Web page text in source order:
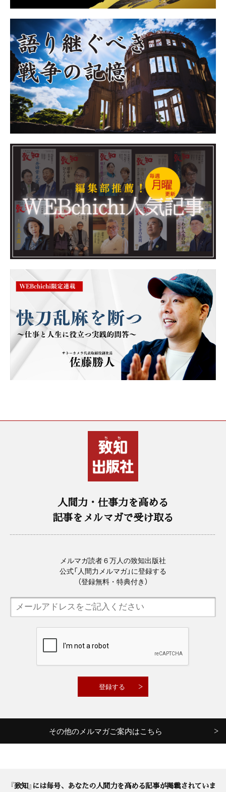
人間力・仕事力を高める
記事をメルマガで受け取る
メルマガ読者６万人の致知出版社
公式「人間力メルマガ」に登録する
（登録無料・特典付き）
その他のメルマガご案内はこちら
『致知』には毎号、あなたの人間力を高める記事が掲載されていま